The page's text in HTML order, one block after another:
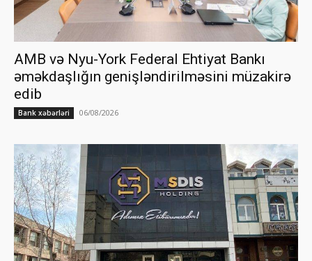
AMB və Nyu-York Federal Ehtiyat Bankı
əməkdaşlığın genişləndirilməsini müzakirə
edib
Bank xəbərləri 06/08/2026